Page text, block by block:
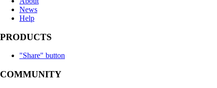
News
Help
PRODUCTS
"Share" button
COMMUNITY